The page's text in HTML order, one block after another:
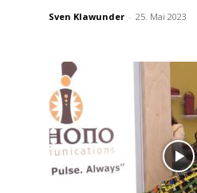
Sven Klawunder - 25. Mai 2023